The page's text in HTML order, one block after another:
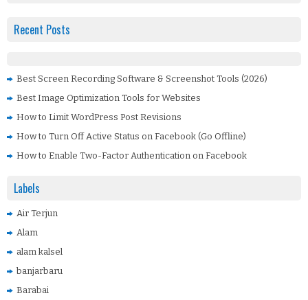
Recent Posts
Best Screen Recording Software & Screenshot Tools (2026)
Best Image Optimization Tools for Websites
How to Limit WordPress Post Revisions
How to Turn Off Active Status on Facebook (Go Offline)
How to Enable Two-Factor Authentication on Facebook
Labels
Air Terjun
Alam
alam kalsel
banjarbaru
Barabai